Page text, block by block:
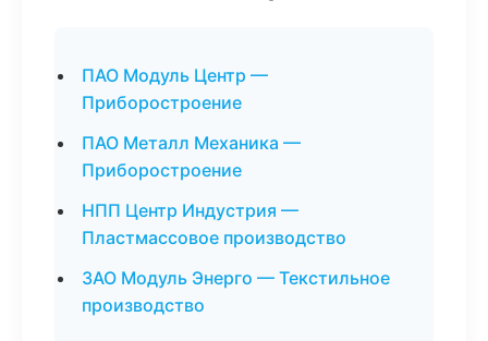
ПАО Модуль Центр —
Приборостроение
ПАО Металл Механика —
Приборостроение
НПП Центр Индустрия —
Пластмассовое производство
ЗАО Модуль Энерго — Текстильное
производство